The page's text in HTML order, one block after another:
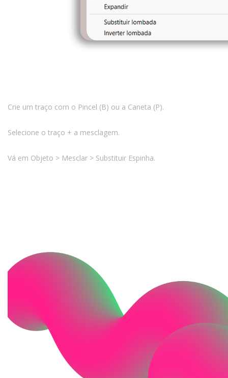
Crie um traço com o Pincel (B) ou a Caneta (P).
Selecione o traço + a mesclagem.
Vá em Objeto > Mesclar > Substituir Espinha.